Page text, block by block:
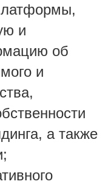
и
об
и
а также